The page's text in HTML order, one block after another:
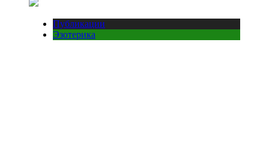
Публикации
Эзотерика